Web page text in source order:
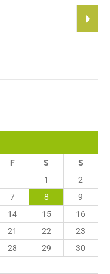
F S
S
1
2
7 8
9
14 15
16
21 22
23
28 29
30